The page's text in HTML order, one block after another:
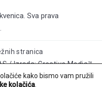
Sva prava
stranica
/ Izrada: Creative Media™
kako bismo vam pružili
kolačića